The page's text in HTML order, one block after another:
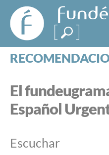
FundéuRAE
- Fundación
del Español
Urgente
ESPECIALES
SOBRE LA
El
Español
Escuchar